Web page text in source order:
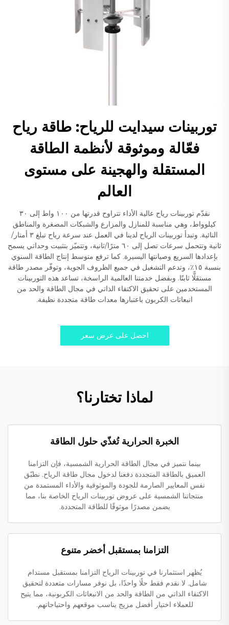
توربينات سيدايت للرياح: طاقة رياح
فعّالة وموثوقة لأنظمة الطاقة
المستقلة والهجينة على مستوى
العالم
نقدّم توربينات رياح عالية الأداء تتراوح قدرتها من ١٠٠ واط إلى ٣٠
كيلوواط، وهي مناسبة للمنازل والمزارع والشبكات المصغرة والمناطق
النائية. وتبدأ توربينات الرياح لدينا في العمل عند سرعة رياح تبلغ ٣ أمتار/
ثانية وتتحمل سرعات تصل إلى ٦٠ مترًا/ثانية، وتتميّز بتثبيت وحداتي يسمح
بإعدادها السريع وصيانتها اليسيرة. كما ترفع متوسط إنتاج الطاقة السنوي
بنسبة ١٥٪، وتدعم التشغيل في جميع الظروف الجوية، وتوفّر مصدر طاقة
مستقلًّا ثابتًا. وبفضل خدمتنا العالمية الراسخة، تساعد هذه التوربينات
المستخدمين على تحقيق الاكتفاء الذاتي في مجال الطاقة والحد من
انبعاثات الكربون باعتبارها معدات طاقة متجددة نظيفة.
احصل على عرض سعر
لماذا تختارنا؟
الخبرة الحرارية تُغذّي حلول الطاقة
بينما نتميز في مجال الطاقة الحرارية الشمسية، فإن التزامنا
العميق بالطاقة المتجددة دفعنا لدخول مجال طاقة الرياح. نطبّق
نفس المعايير الصارمة للجودة والموثوقية والأداء المستمدة من
منتجاتنا الشمسية على عروض توربينات الرياح الخاصة بنا، مما
يضمن مصدرًا موثوقًا للطاقة المتجددة.
التزامنا بمستقبل أخضر متنوع
يُظهر استثمارنا في توربينات الرياح التزامنا بمستقبل مستدام
شامل. لا نقدم فقط حلًا واحدًا، بل نوفر مسارات متعددة لتحقيق
الاكتفاء الذاتي من الطاقة والحد من الانبعاثات الكربونية، مما يتيح
للعملاء اختيار أفضل مزيج يناسب موقعهم واحتياجاتهم.